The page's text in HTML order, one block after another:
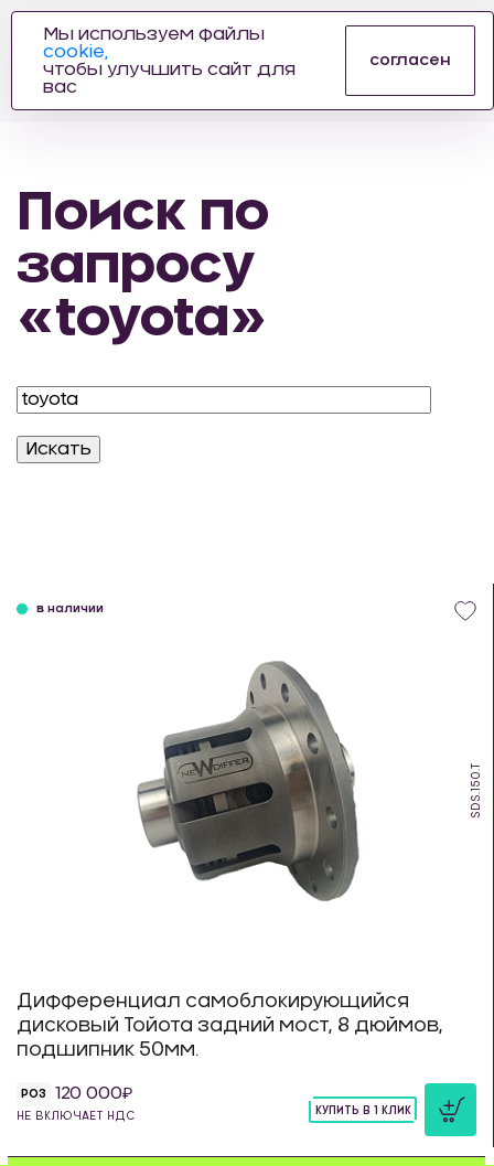
АВТОЗАПЧАСТЕЙ
Поиск по
запросу
«toyota»
SDS.150.T
в наличии
Дифференциал самоблокирующийся
дисковый Тойота задний мост, 8 дюймов,
подшипник 50мм.
РОЗ 120 000
НЕ ВКЛЮЧАЕТ НДС
КУПИТЬ В 1 КЛИК
Мы используем файлы
cookie,
чтобы улучшить сайт для
вас
согласен